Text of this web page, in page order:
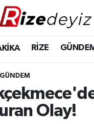
RİZE
GÜNDEM
Olay!
Haberler
Durumu
Yoğunluk Haritası
Puan Durumu ve